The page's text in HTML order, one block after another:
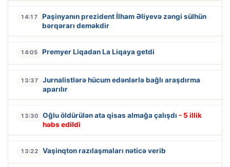
14:17
Paşinyanın prezident İlham Əliyevə zəngi sülhün
bərqərarı deməkdir
14:05 Premyer Liqadan La Liqaya getdi
13:37
Jurnalistlərə hücum edənlərlə bağlı araşdırma
aparılır
13:30 Oğlu öldürülən ata qisas almağa çalışdı - 5 illik
həbs edildi
13:22 Vaşinqton razılaşmaları nəticə verib